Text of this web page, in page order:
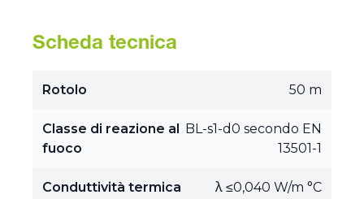
Scheda tecnica
Rotolo 50 m
Classe di reazione al
fuoco
BL-s1-d0 secondo EN
13501-1
Conduttività termica λ ≤0,040 W/m °C